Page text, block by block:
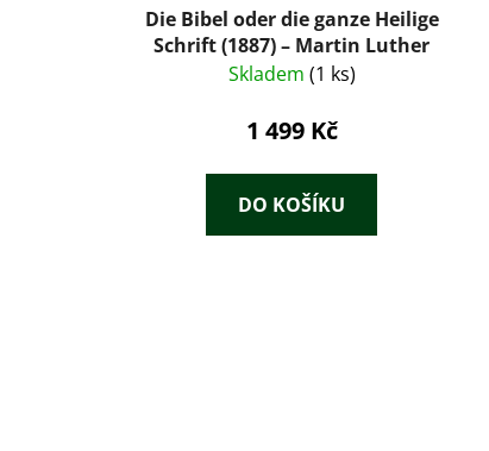
Die Bibel oder die ganze Heilige
Schrift (1887) – Martin Luther
Skladem (1 ks)
1 499 Kč
DO KOŠÍKU